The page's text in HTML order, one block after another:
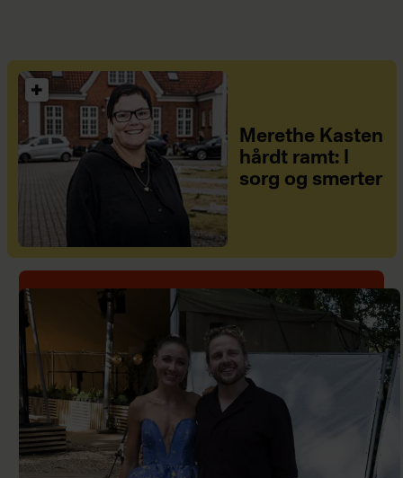
Merethe Kasten
hårdt ramt: I
sorg og smerter